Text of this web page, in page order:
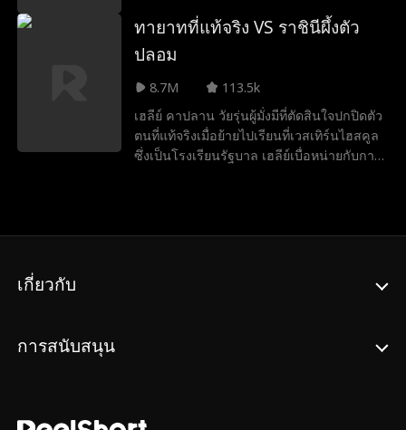
ตัว ขณะเดียวกัน โคลอี้เพื่อนของเธอได้
วางแผนเข้าไปอยู่ในคฤหาสน์ของเอ็ดมันด์
แผนยั่วยวนเอ็ดมันด์และกลั่นแกล้งเอวากลับ
ทำให้ทั้งสองยิ่งใกล้ชิดกัน เรื่องราวพลิกผันเมื่อ
เอวาพบว่าตนคือทายาทที่แท้จริงของ
อาณาจักรโรงแรมหรู เมื่อความจริงปรากฏ
เอ็ดมันด์และเอวาก็ได้ครองรักกันอย่างมีความ
ทายาทที่แท้จริง VS ราชินีผึ้งตัว
ปลอม
8.7M
113.5k
เฮลีย์ คาปลาน วัยรุ่นผู้มั่งมีที่ตัดสินใจปกปิดตัว
ตนที่แท้จริงเมื่อย้ายไปเรียนที่เวสเทิร์นไฮสคูล
ซึ่งเป็นโรงเรียนรัฐบาล เฮลีย์เบื่อหน่ายกับการ
ของเธอกลับต้องพังทลายเมื่อแคนดิซ แมทธิส
เกี่ยวกับ
การสนับสนุน